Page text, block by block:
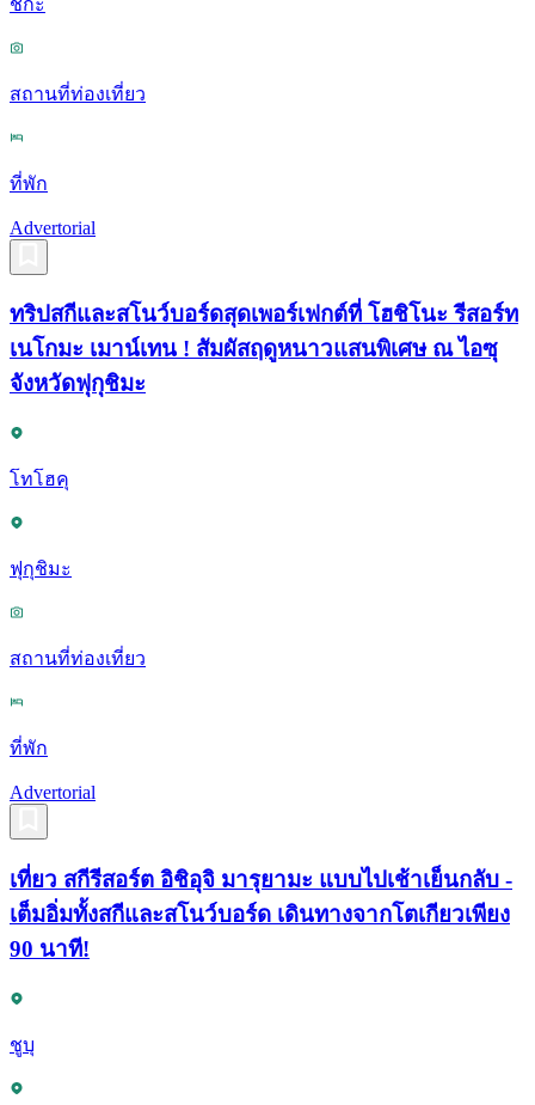
สถานที่ท่องเที่ยว
ที่พัก
Advertorial
ทริปสกีและสโนว์บอร์ดสุดเพอร์เฟกต์ที่ โฮชิโนะ รีสอร์ท
เนโกมะ เมาน์เทน ! สัมผัสฤดูหนาวแสนพิเศษ ณ ไอซุ
จังหวัดฟุกุชิมะ
โทโฮคุ
ฟุกุชิมะ
สถานที่ท่องเที่ยว
ที่พัก
Advertorial
เที่ยว สกีรีสอร์ต อิชิอุจิ มารุยามะ แบบไปเช้าเย็นกลับ -
เต็มอิ่มทั้งสกีและสโนว์บอร์ด เดินทางจากโตเกียวเพียง
90 นาที!
ชูบุ